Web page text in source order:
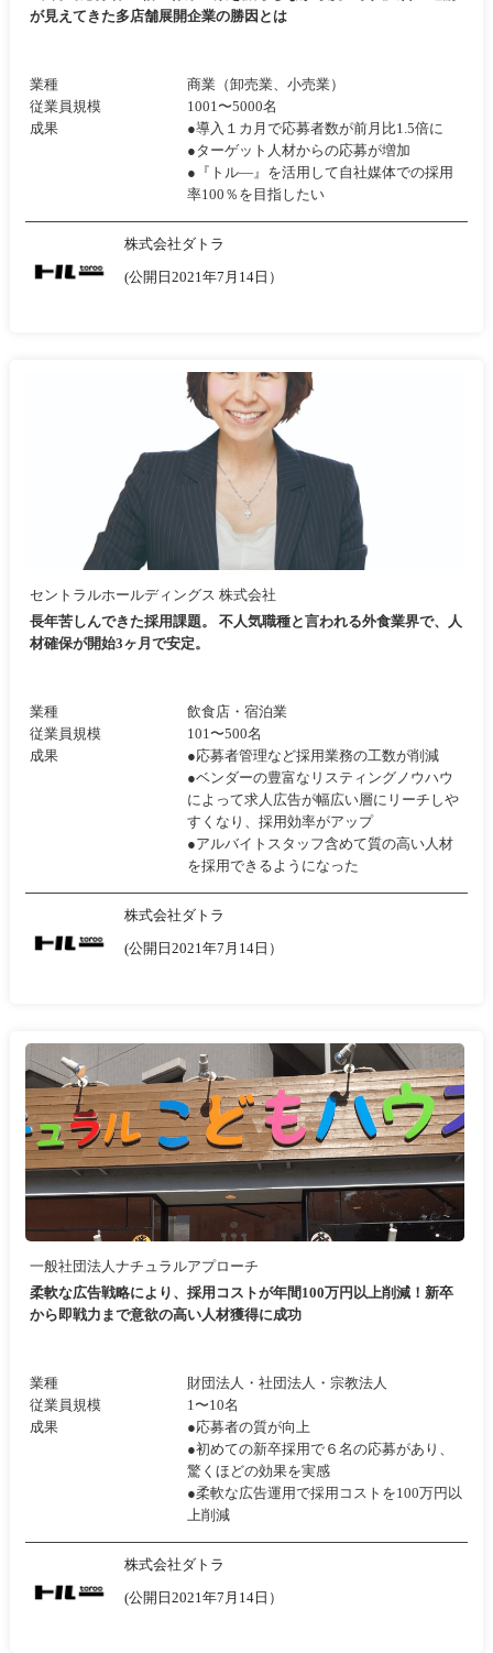
が見えてきた多店舗展開企業の勝因とは
業種
商業（卸売業、小売業）
従業員規模
1001〜5000名
成果
●導入１カ月で応募者数が前月比1.5倍に
●ターゲット人材からの応募が増加
●『トル―』を活用して自社媒体での採用
率100％を目指したい
株式会社ダトラ
(公開日2021年7月14日）
セントラルホールディングス 株式会社
長年苦しんできた採用課題。 不人気職種と言われる外食業界で、人
材確保が開始3ヶ月で安定。
業種
飲食店・宿泊業
従業員規模
101〜500名
成果
●応募者管理など採用業務の工数が削減
●ベンダーの豊富なリスティングノウハウ
によって求人広告が幅広い層にリーチしや
すくなり、採用効率がアップ
●アルバイトスタッフ含めて質の高い人材
を採用できるようになった
株式会社ダトラ
(公開日2021年7月14日）
一般社団法人ナチュラルアプローチ
柔軟な広告戦略により、採用コストが年間100万円以上削減！新卒
から即戦力まで意欲の高い人材獲得に成功
業種
財団法人・社団法人・宗教法人
従業員規模
1〜10名
成果
●応募者の質が向上
●初めての新卒採用で６名の応募があり、
驚くほどの効果を実感
●柔軟な広告運用で採用コストを100万円以
上削減
株式会社ダトラ
(公開日2021年7月14日）